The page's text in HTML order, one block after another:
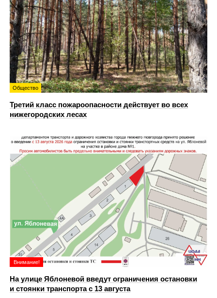
Общество
Третий класс пожароопасности действует во всех
нижегородских лесах
Внимание!
На улице Яблоневой введут ограничения остановки
и стоянки транспорта с 13 августа